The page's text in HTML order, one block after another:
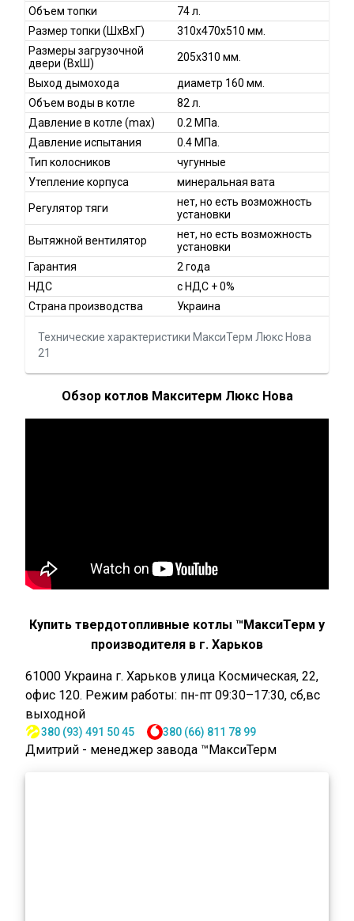
Технические характеристики МаксиТерм Люкс Нова
21
Объем топки
74 л.
Размер топки (ШхВхГ)
310х470х510 мм.
Размеры загрузочной
двери (ВхШ)
205x310 мм.
Выход дымохода
диаметр 160 мм.
Объем воды в котле
82 л.
Давление в котле (max)
0.2 МПа.
Давление испытания
0.4 МПа.
Тип колосников
чугунные
Утепление корпуса
минеральная вата
Регулятор тяги
нет, но есть возможность
установки
Вытяжной вентилятор
нет, но есть возможность
установки
Гарантия
2 года
НДС
с НДС + 0%
Страна производства
Украина
Обзор котлов Макситерм Люкс Нова
Купить твердотопливные котлы ™МаксиТерм у
производителя в г. Харьков
61000 Украина г. Харьков улица Космическая, 22,
офис 120. Режим работы: пн-пт 09:30–17:30, сб,вс
выходной
380 (93) 491 50 45 380 (66) 811 78 99
Дмитрий - менеджер завода ™МаксиТерм